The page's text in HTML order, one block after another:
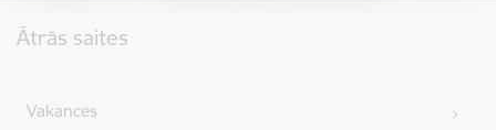
Ātrās saites
Vakances